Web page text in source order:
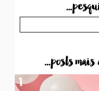
...posts mais
1